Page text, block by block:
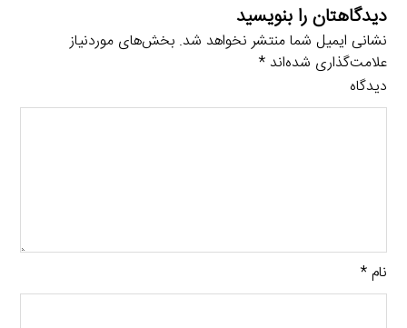
دیدگاهتان را بنویسید
نشانی ایمیل شما منتشر نخواهد شد. بخش‌های موردنیاز
علامت‌گذاری شده‌اند*
دیدگاه
نام*